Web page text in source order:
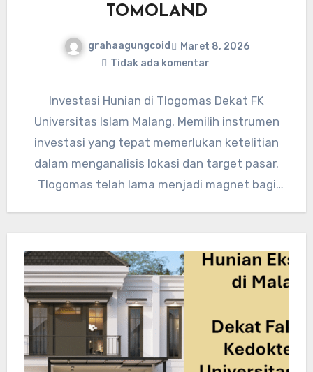
TOMOLAND
grahaagungcoid
Maret 8, 2026
Tidak ada komentar
Investasi Hunian di Tlogomas Dekat FK
Universitas Islam Malang. Memilih instrumen
investasi yang tepat memerlukan ketelitian
dalam menganalisis lokasi dan target pasar.
Tlogomas telah lama menjadi magnet bagi